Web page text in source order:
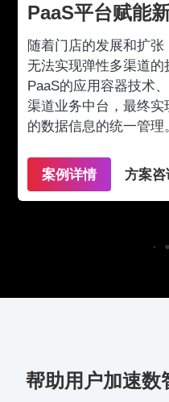
PaaS平台赋能
随着门店的发展和扩
无法实现弹性多渠道的
PaaS的应用容器技术
渠道业务中台，最终
的数据信息的统一管理
案例详情 方案咨
帮助用户加速数